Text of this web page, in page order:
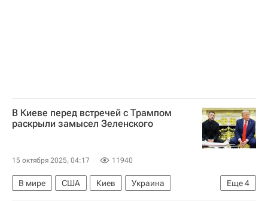
В Киеве перед встречей с Трампом
раскрыли замысел Зеленского
15 октября 2025, 04:17 11940
Еще4
В мире США Киев
Украина